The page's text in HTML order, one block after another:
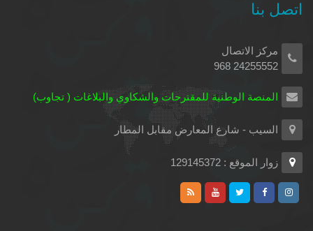
اتصل بنا
مركز الاتصال
24255552 968
المنصة الوطنية للمقترحات والشكاوي والبلاغات ( تجاوب)
السيب - شارع المعارض مقابل المطار
زوار الموقع : 129145372